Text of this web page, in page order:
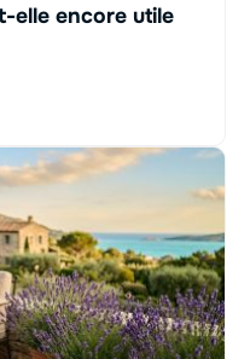
elle encore utile